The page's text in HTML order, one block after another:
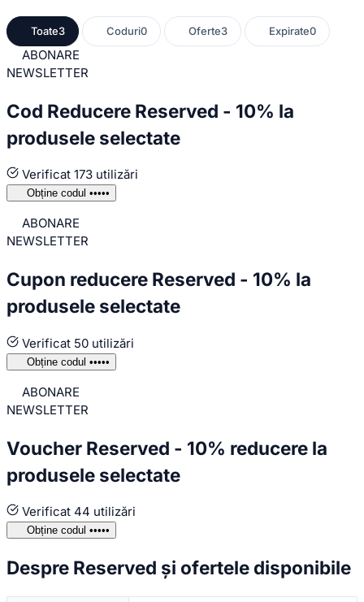
Toate3 Coduri0 Oferte3 Expirate0
ABONARE
NEWSLETTER
Cod Reducere Reserved - 10% la
produsele selectate
Verificat 173 utilizări
Obține codul •••••
ABONARE
NEWSLETTER
Cupon reducere Reserved - 10% la
produsele selectate
Verificat 50 utilizări
Obține codul •••••
ABONARE
NEWSLETTER
Voucher Reserved - 10% reducere la
produsele selectate
Verificat 44 utilizări
Obține codul •••••
Despre Reserved și ofertele disponibile